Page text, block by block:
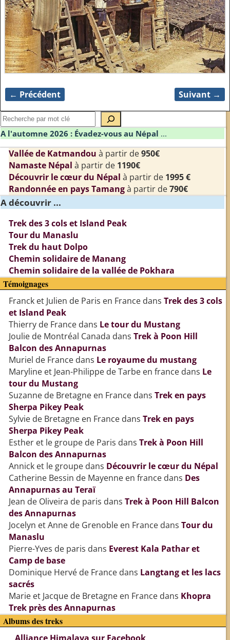
Navigation des images
← Précédent Suivant →
A l'automne 2026 : Évadez-vous au Népal ...
Vallée de Katmandou à partir de950€
Namaste Népal à partir de 1190€
Découvrir le cœur du Népal à partir de 1995 €
Randonnée en pays Tamangà partir de790€
A découvrir ...
Trek des 3 cols et Island Peak
Tour du Manaslu
Trek du haut Dolpo
Chemin solidaire de Manang
Chemin solidaire de la vallée de Pokhara
Témoignages
Franck et Julien de Paris en Francedans Trek des 3 cols
et Island Peak
Thierry de Francedans Le tour du Mustang
Joulie de Montréal Canada dans Trek à Poon Hill
Balcon des Annapurnas
Muriel de Francedans Le royaume du mustang
Maryline et Jean-Philippe de Tarbe en francedans Le
tour du Mustang
Suzanne de Bretagne en Francedans Trek en pays
Sherpa Pikey Peak
Sylvie de Bretagne en Francedans Trek en pays
Sherpa Pikey Peak
Esther et le groupe de Paris dans Trek à Poon Hill
Balcon des Annapurnas
Annick et le groupedans Découvrir le cœur du Népal
Catherine Bessin de Mayenne en francedans Des
Annapurnas au Teraï
Jean de Oliveira de paris dans Trek à Poon Hill Balcon
des Annapurnas
Jocelyn et Anne de Grenoble en Francedans Tour du
Manaslu
Pierre-Yves de paris dans Everest Kala Pathar et
Camp de base
Dominique Hervé de Francedans Langtang et les lacs
sacrés
Marie et Jacque de Bretagne en Francedans Khopra
Trek près des Annapurnas
Albums des treks
Alliance Himalaya sur Facebook